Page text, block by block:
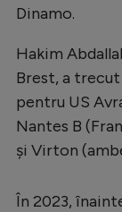
Dinamo.
Hakim
Brest, a
pentru US
Nantes B
și Virton
În 2023,